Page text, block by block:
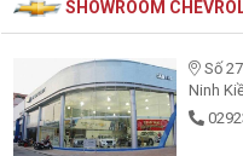
SHOWROOM
Số
Ninh